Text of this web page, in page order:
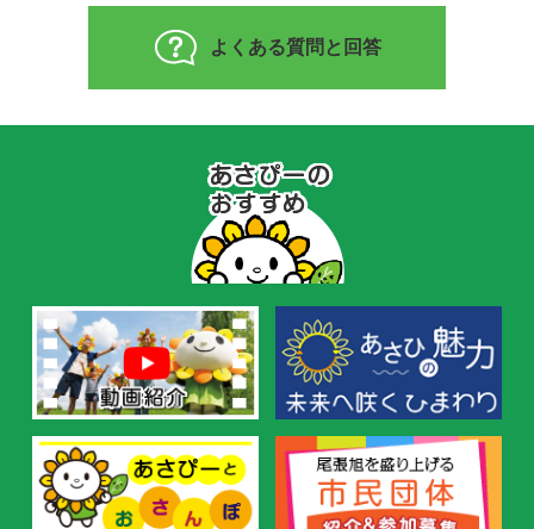
よくある質問と回答
の
お
す
め